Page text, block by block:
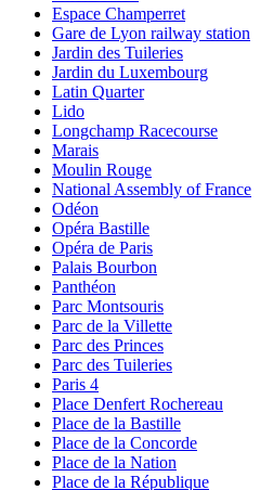
Espace Champerret
Gare de Lyon railway station
Jardin des Tuileries
Jardin du Luxembourg
Latin Quarter
Lido
Longchamp Racecourse
Marais
Moulin Rouge
National Assembly of France
Odéon
Opéra Bastille
Opéra de Paris
Palais Bourbon
Panthéon
Parc Montsouris
Parc de la Villette
Parc des Princes
Parc des Tuileries
Paris 4
Place Denfert Rochereau
Place de la Bastille
Place de la Concorde
Place de la Nation
Place de la République